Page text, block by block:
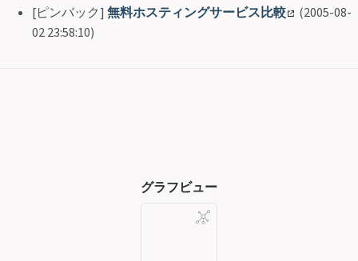
[ピンバック] 無料ホスティングサービス比較
(2005-08-
02 23:58:10)
グラフビュー